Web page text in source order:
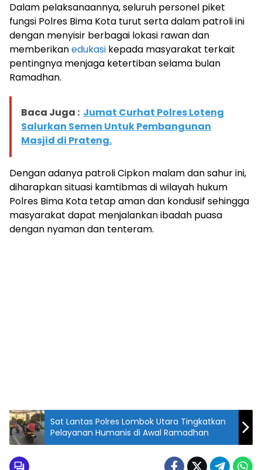
Dalam pelaksanaannya, seluruh personel piket
fungsi Polres Bima Kota turut serta dalam patroli ini
dengan menyisir berbagai lokasi rawan dan
memberikanedukasi kepada masyarakat terkait
pentingnya menjaga ketertiban selama bulan
Ramadhan.
Baca Juga : Jumat Curhat Polres Loteng
Salurkan Semen Untuk Pembangunan
Masjid di Prateng.
Dengan adanya patroli Cipkon malam dan sahur ini,
diharapkan situasi kamtibmas di wilayah hukum
Polres Bima Kota tetap aman dan kondusif sehingga
masyarakat dapat menjalankan ibadah puasa
dengan nyaman dan tenteram.
Sat Lantas Polres Lombok Utara Tingkatkan
Pelayanan Humanis di Awal Ramadhan